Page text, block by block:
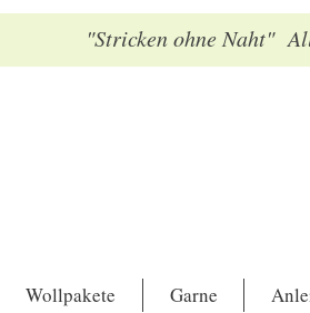
"Stricken ohne Naht"
Wollpakete Garne